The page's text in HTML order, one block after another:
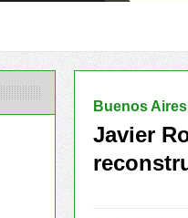
Buenos Aires
Javier